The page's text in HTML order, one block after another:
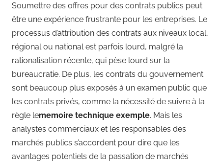
Soumettre des offres pour des contrats publics peut
être une expérience frustrante pour les entreprises. Le
processus d’attribution des contrats aux niveaux local,
régional ou national est parfois lourd, malgré la
rationalisation récente, qui pèse lourd sur la
bureaucratie. De plus, les contrats du gouvernement
sont beaucoup plus exposés à un examen public que
les contrats privés, comme la nécessité de suivre à la
règle lememoire technique exemple. Mais les
analystes commerciaux et les responsables des
marchés publics s’accordent pour dire que les
avantages potentiels de la passation de marchés